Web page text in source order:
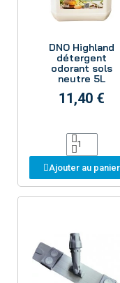
DNO Highland
détergent
odorant sols
neutre 5L
11,40 €
Ajouter au panier